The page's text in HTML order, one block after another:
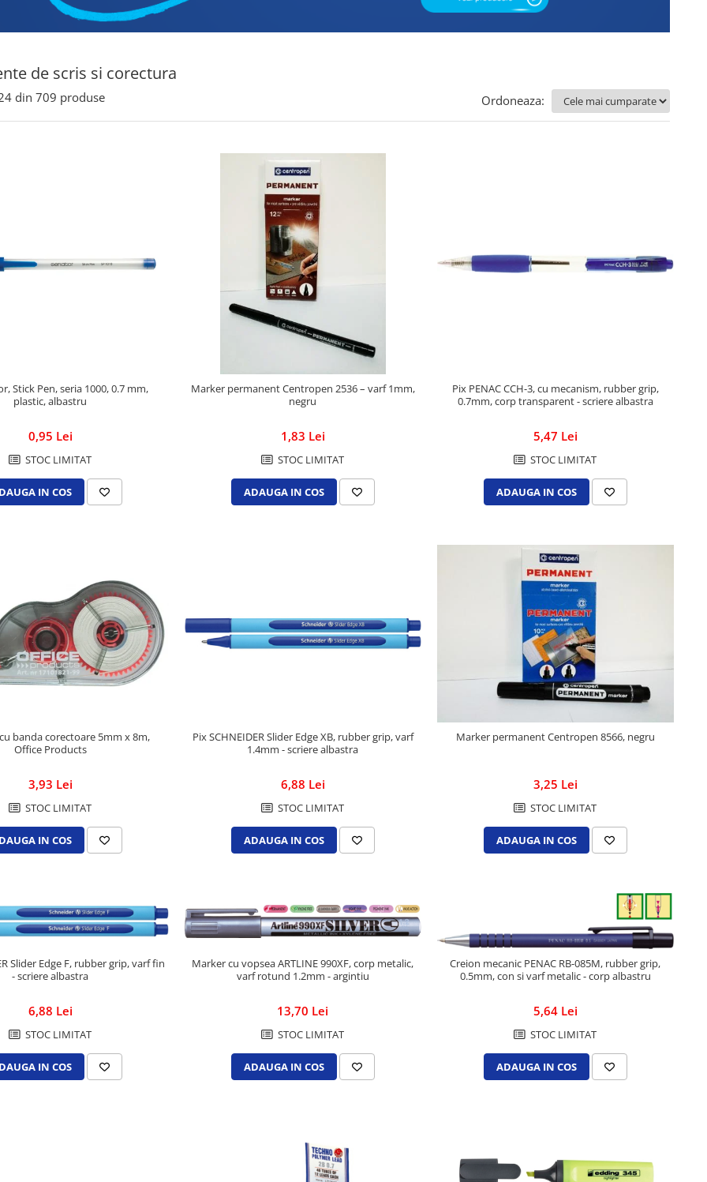
de scris si corectura
din 709 produse Ordoneaza:
Stick Pen, seria 1000, 0.7 mm,
plastic, albastru
0,95 Lei
STOC LIMITAT
IN COS
Marker permanent Centropen 2536 – varf 1mm,
negru
1,83 Lei
STOC LIMITAT
ADAUGA IN COS
Pix PENAC CCH-3, cu mecanism, rubber grip,
0.7mm, corp transparent - scriere albastra
5,47 Lei
STOC LIMITAT
ADAUGA IN COS
banda corectoare 5mm x 8m,
Office Products
3,93 Lei
STOC LIMITAT
IN COS
Pix SCHNEIDER Slider Edge XB, rubber grip, varf
1.4mm - scriere albastra
6,88 Lei
STOC LIMITAT
ADAUGA IN COS
Marker permanent Centropen 8566, negru
3,25 Lei
STOC LIMITAT
ADAUGA IN COS
Slider Edge F, rubber grip, varf fin
- scriere albastra
6,88 Lei
STOC LIMITAT
IN COS
Marker cu vopsea ARTLINE 990XF, corp metalic,
varf rotund 1.2mm - argintiu
13,70 Lei
STOC LIMITAT
ADAUGA IN COS
Creion mecanic PENAC RB-085M, rubber grip,
0.5mm, con si varf metalic - corp albastru
5,64 Lei
STOC LIMITAT
ADAUGA IN COS